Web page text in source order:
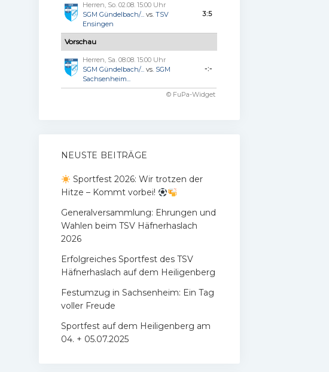
Herren, So. 02.08. 15:00 Uhr
SGM Gündelbach/...vs. TSV
Ensingen
3:5
Vorschau
Herren, Sa. 08.08. 15:00 Uhr
SGM Gündelbach/...vs. SGM
Sachsenheim...
-:-
© FuPa-Widget
NEUSTE BEITRÄGE
Sportfest 2026: Wir trotzen der
Hitze – Kommt vorbei!
Generalversammlung: Ehrungen und
Wahlen beim TSV Häfnerhaslach
2026
Erfolgreiches Sportfest des TSV
Häfnerhaslach auf dem Heiligenberg
Festumzug in Sachsenheim: Ein Tag
voller Freude
Sportfest auf dem Heiligenberg am
04. + 05.07.2025